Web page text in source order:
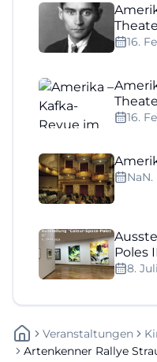
16.
16.
Poles
8.
Veranstaltungen
Artenkenner Rallye